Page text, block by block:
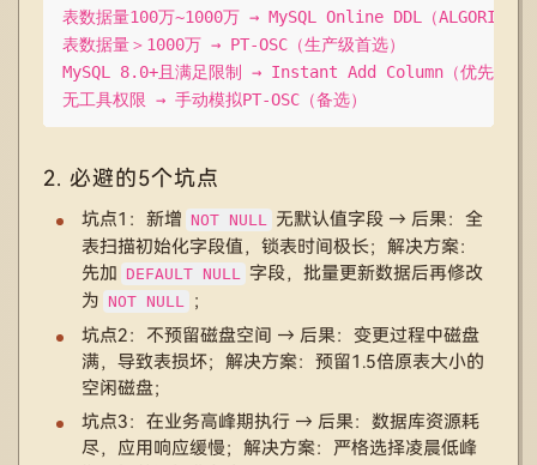
表数据量100万~1000万 → MySQL Online DDL（
表数据量＞1000万 → PT-OSC（生产级首选）
MySQL 8.0+且满足限制 → Instant Add Column（优先使用
无工具权限 → 手动模拟PT-OSC（备选）
2. 必避的5个坑点
坑点1：新增 NOT NULL 无默认值字段 → 后果：全
表扫描初始化字段值，锁表时间极长；解决方案：
先加 DEFAULT NULL 字段，批量更新数据后再修改
为 NOT NULL
；
坑点2：不预留磁盘空间 → 后果：变更过程中磁盘
满，导致表损坏；解决方案：预留1.5倍原表大小的
空闲磁盘；
坑点3：在业务高峰期执行 → 后果：数据库资源耗
尽，应用响应缓慢；解决方案：严格选择凌晨低峰